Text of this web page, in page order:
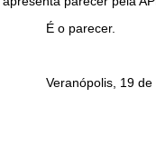
É o parecer.
Veranópolis, 19 de